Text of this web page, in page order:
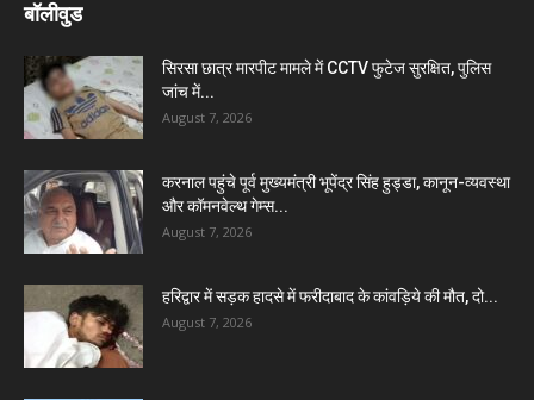
बॉलीवुड
सिरसा छात्र मारपीट मामले में CCTV फुटेज सुरक्षित, पुलिस
जांच में...
August 7, 2026
करनाल पहुंचे पूर्व मुख्यमंत्री भूपेंद्र सिंह हुड्डा, कानून-व्यवस्था
और कॉमनवेल्थ गेम्स...
August 7, 2026
हरिद्वार में सड़क हादसे में फरीदाबाद के कांवड़िये की मौत, दो...
August 7, 2026